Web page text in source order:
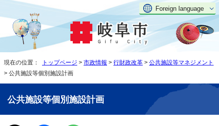
Foreign language
現在の位置： トップページ > 市政情報 > 行財政改革 > 公共施設等マネジメント
> 公共施設等個別施設計画
公共施設等個別施設計画